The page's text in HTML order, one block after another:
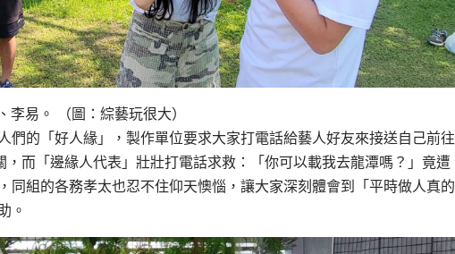
易。 （圖：綜藝玩很大）
們的「好人緣」，製作單位要求大家打電話給藝人好友來接送自己前往
，而「邊緣人代表」壯壯打電話求救：「你可以載我去龍潭嗎？」竟遭
同組的各務孝太也忍不住仰天懊惱，讓大家深刻體會到「平時做人真的
。